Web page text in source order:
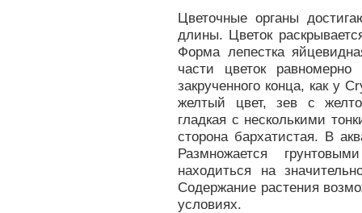
Цветочные органы
длины. Цветок
Форма лепестка
части цветок
закрученного конца, как у
желтый цвет, зев с
гладкая с несколькими
сторона бархатистая. В
Размножается
находиться на
Содержание растения
условиях.